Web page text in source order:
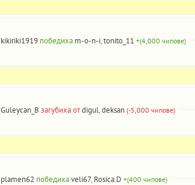
kikiriki1919 победиха m-o-n-i,tonito_11 +(4,000 чипове)
Guleycan_B загубиха отdigul,deksan (-5,000 чипове)
plamen62 победихаveli67, Rosica.D +(400 чипове)